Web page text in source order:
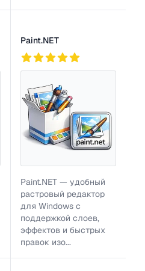
Paint.NET
Paint.NET — удобный
растровый редактор
для Windows с
поддержкой слоев,
эффектов и быстрых
правок изо...